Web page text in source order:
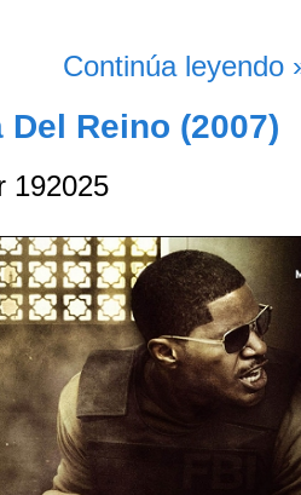
Continúa leyendo
Del Reino (2007)
192025